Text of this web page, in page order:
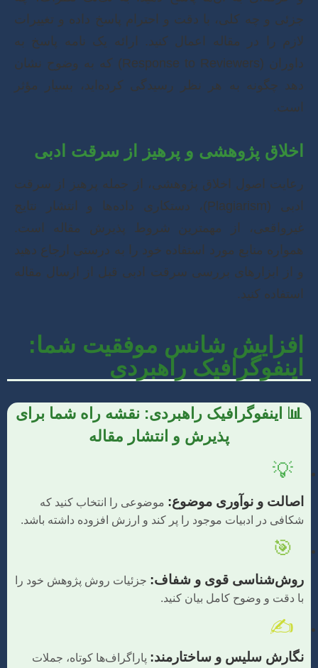
جزئی و چه کلی، با دقت و احترام پاسخ داده و تغییرات
لازم را در مقاله اعمال کنید. ارائه یک نامه پاسخ به
داوران (Response to Reviewers) که به وضوح نشان
دهد چگونه به هر نظر رسیدگی کرده‌اید، بسیار مؤثر
است.
اخلاق پژوهشی و پرهیز از سرقت ادبی
رعایت اصول اخلاق پژوهشی، از جمله پرهیز از سرقت
ادبی (Plagiarism)، دستکاری داده‌ها و انتشار نتایج
غیرواقعی، از مهمترین شروط پذیرش مقاله است.
همواره منابع مورد استفاده خود را به درستی ارجاع دهید
و از ابزارهای بررسی سرقت ادبی قبل از ارسال مقاله
استفاده کنید.
افزایش شانس موفقیت شما:
اینفوگرافیک راهبردی
📊 اینفوگرافیک راهبردی: نقشه راه شما برای
پذیرش و انتشار مقاله
💡
اصالت و نوآوری موضوع: موضوعی را انتخاب کنید که
شکافی در ادبیات موجود را پر کند و ارزش افزوده داشته باشد.
🎯
روش‌شناسی قوی و شفاف: جزئیات روش پژوهش خود را
با دقت و وضوح کامل بیان کنید.
✍️
نگارش سلیس و ساختارمند: پاراگراف‌ها کوتاه، جملات